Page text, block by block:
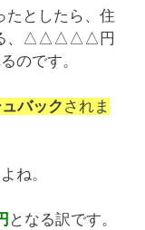
たとしたら、住
る、△△△△△円
のです。
バック されま
ね。
となる訳です。